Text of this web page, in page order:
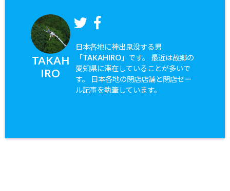
TAKAH
IRO
日本各地に神出鬼没する男
「TAKAHIRO」です。 最近は故郷の
愛知県に滞在していることが多いで
す。 日本各地の閉店店舗と閉店セー
ル記事を執筆しています。